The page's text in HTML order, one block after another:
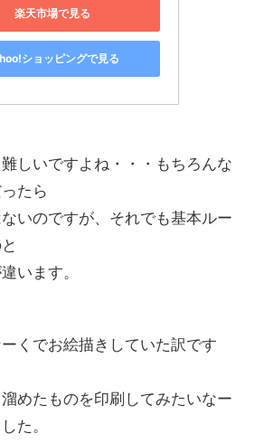
楽天市場で見る
ショッピングで見る
しいですよね・・・もちろんな
たら
いのですが、それでも基本ルー
います。
くでお絵描きしていた訳です
めたものを印刷してみたいなー
た。